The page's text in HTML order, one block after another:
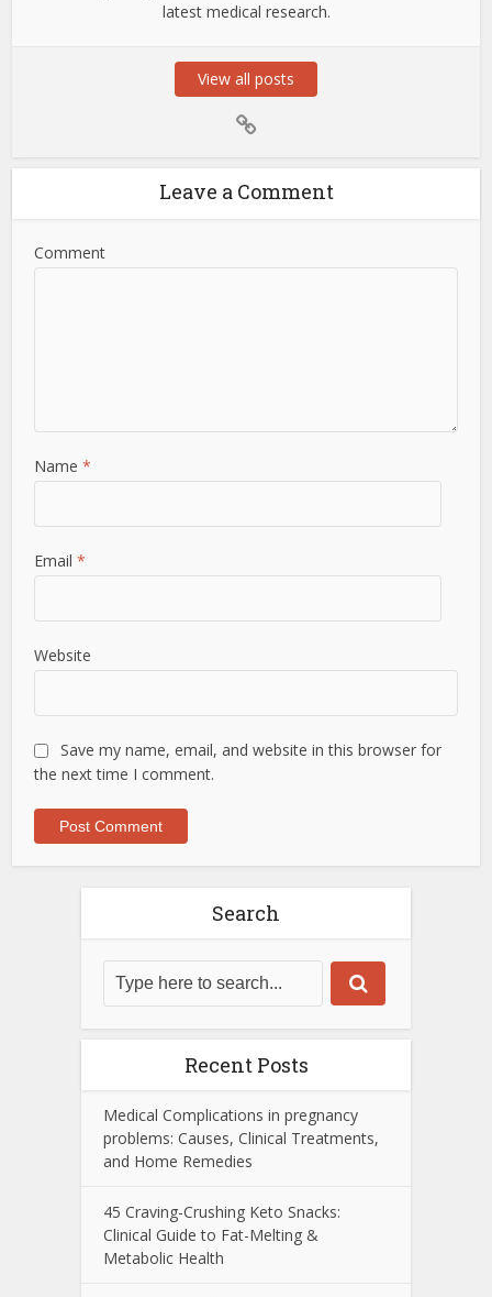
latest medical research.
View all posts
Leave a Comment
Comment
Name*
Email*
Website
Save my name, email, and website in this browser for
the next time I comment.
Search
Recent Posts
Medical Complications in pregnancy
problems: Causes, Clinical Treatments,
and Home Remedies
45 Craving-Crushing Keto Snacks:
Clinical Guide to Fat-Melting &
Metabolic Health